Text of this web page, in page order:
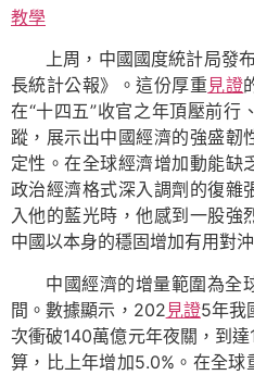
教學
上周，中國國度統計局發
長統計公報》。這份厚重 見證
在“十四五”收官之年頂壓前行
蹤，展示出中國經濟的強盛韌
定性。在全球經濟增加動能缺
政治經濟格式深入調劑的復雜
入他的藍光時，他感到一股強
中國以本身的穩固增加有用對
中國經濟的增量範圍為全
間。數據顯示，202 見證5年我
次衝破140萬億元年夜關，到
算，比上年增加5.0%。在全